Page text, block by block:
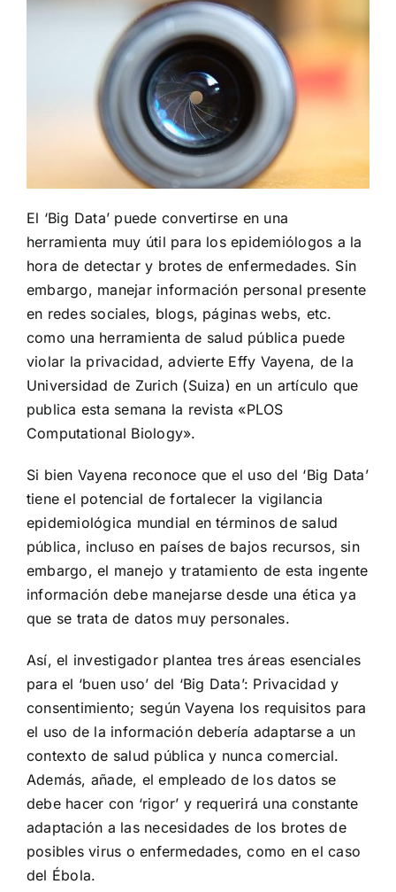
El ‘Big Data’ puede convertirse en una
herramienta muy útil para los epidemiólogos a la
hora de detectar y brotes de enfermedades. Sin
embargo, manejar información personal presente
en redes sociales, blogs, páginas webs, etc.
como una herramienta de salud pública puede
violar la privacidad, advierte Effy Vayena, de la
Universidad de Zurich (Suiza) en un artículo que
publica esta semana la revista «PLOS
Computational Biology».
Si bien Vayena reconoce que el uso del ‘Big Data’
tiene el potencial de fortalecer la vigilancia
epidemiológica mundial en términos de salud
pública, incluso en países de bajos recursos, sin
embargo, el manejo y tratamiento de esta ingente
información debe manejarse desde una ética ya
que se trata de datos muy personales.
Así, el investigador plantea tres áreas esenciales
para el ‘buen uso’ del ‘Big Data’: Privacidad y
consentimiento; según Vayena los requisitos para
el uso de la información debería adaptarse a un
contexto de salud pública y nunca comercial.
Además, añade, el empleado de los datos se
debe hacer con ‘rigor’ y requerirá una constante
adaptación a las necesidades de los brotes de
posibles virus o enfermedades, como en el caso
del Ébola.